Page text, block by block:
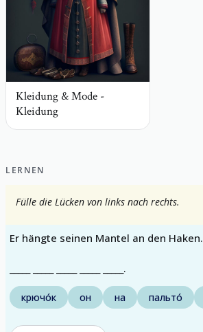
Kleidung & Mode -
Kleidung
LERNEN
Fülle die Lücken von links nach rechts.
Er hängte seinen Mantel an den Haken.
_____ _____ _____ _____ _____.
крючо́к он на пальто́